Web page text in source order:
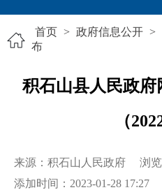
首页 > 政府信息公开 >
布
积石山县人民政
（
来源：积石山人民政府 浏
添加时间：2023-01-28 17:27